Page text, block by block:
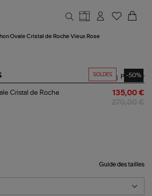
Ovale Cristal de Roche Vieux Rose
SOLDES -50%
Partager
Cristal de Roche
135,00 €
Guide des tailles